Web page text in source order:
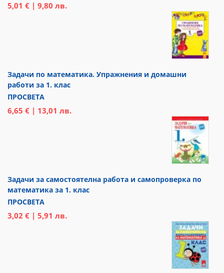
5,01 € | 9,80 лв.
Задачи по математика. Упражнения и домашни
работи за 1. клас
ПРОСВЕТА
6,65 € | 13,01 лв.
Задачи за самостоятелна работа и самопроверка по
математика за 1. клас
ПРОСВЕТА
3,02 € | 5,91 лв.